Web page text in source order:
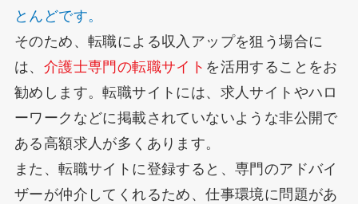
とんどです。
そのため、転職による収入アップを狙う場合に
は、 介護士専門の転職サイト を活用することをお
勧めします。転職サイトには、求人サイトやハロ
ーワークなどに掲載されていないような非公開で
ある高額求人が多くあります。
また、転職サイトに登録すると、専門のアドバイ
ザーが仲介してくれるため、仕事環境に問題があ